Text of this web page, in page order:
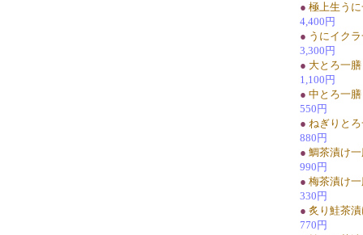
● 極上生う
4,400円
● うにイク
3,300円
● 大とろ一膳
1,100円
● 中とろ一膳
550円
● ねぎりと
880円
● 鯛茶漬け
990円
● 梅茶漬け
330円
● 炙り鮭茶
770円